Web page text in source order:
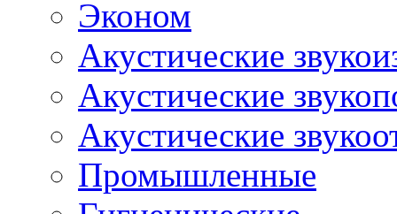
Эконом
Акустические
Акустические
Акустические
Промышленные